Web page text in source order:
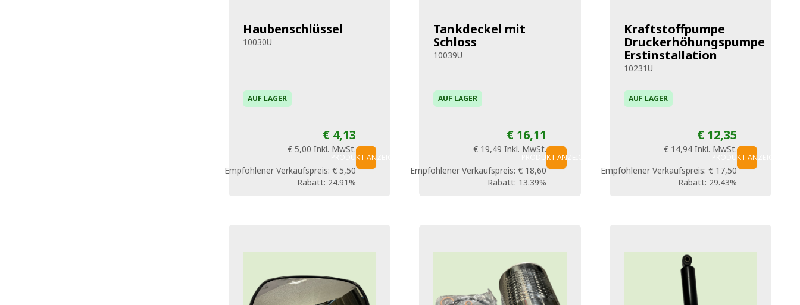
Haubenschlüssel
10030U
AUF LAGER
€ 4,13
€ 5,00 Inkl. MwSt.
Empfohlener Verkaufspreis: € 5,50
Rabatt: 24.91%
PRODUKT ANZEIGEN
Tankdeckel mit
Schloss
10039U
AUF LAGER
€ 16,11
€ 19,49 Inkl. MwSt.
Empfohlener Verkaufspreis: € 18,60
Rabatt: 13.39%
PRODUKT ANZEIGEN
Kraftstoffpumpe
Druckerhöhungspumpe
Erstinstallation
10231U
AUF LAGER
€ 12,35
€ 14,94 Inkl. MwSt.
Empfohlener Verkaufspreis: € 17,50
Rabatt: 29.43%
PRODUKT ANZEIGEN